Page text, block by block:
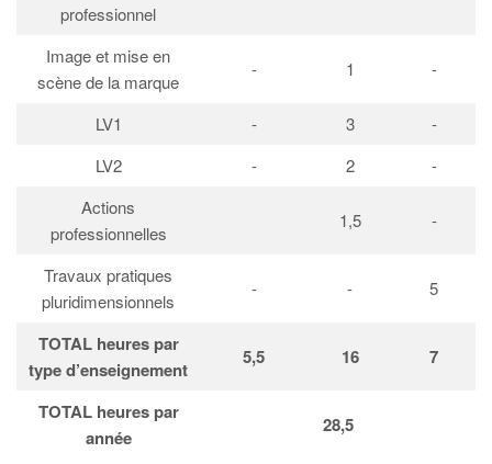
professionnel
Image et mise en
scène de la marque
- 1 -
LV1 - 3
-
LV2
- 2
-
Actions
professionnelles
1,5 -
Travaux pratiques
pluridimensionnels
- - 5
TOTAL heures par
type d’enseignement
5,5 16 7
TOTAL heures par
année
28,5